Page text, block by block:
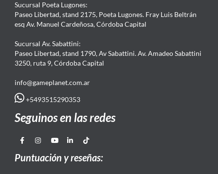
Sucursal Poeta Lugones:
Paseo Libertad, stand 2175, Poeta Lugones. Fray Luis Beltrán
esq Av. Manuel Cardeñosa, Córdoba Capital
Sucursal Av. Sabattini:
Paseo Libertad, stand 1790, Av Sabattini. Av. Amadeo Sabattini
3250, ruta 9, Córdoba Capital
info@gameplanet.com.ar
+5493515290353
Seguinos en las redes
Puntuación y reseñas: